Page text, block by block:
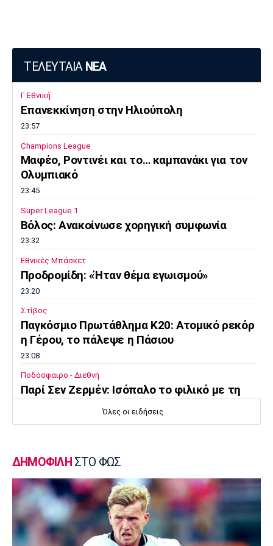
ΤΕΛΕΥΤΑΙΑ ΝΕΑ
Γ Εθνική
Επανεκκίνηση στην Ηλιούπολη
23:57
Champions League
Μαφέο, Ροντινέι και το… καμπανάκι για τον
Ολυμπιακό
23:45
Super League 1
Βόλος: Ανακοίνωσε χορηγική συμφωνία
23:32
Εθνικές Μπάσκετ
Προδρομίδη: «Ήταν θέμα εγωισμού»
23:20
Στίβος
Παγκόσμιο Πρωτάθλημα Κ20: Ατομικό ρεκόρ
η Γέρου, το πάλεψε η Πάσιου
23:08
Ποδόσφαιρο - Διεθνή
Παρί Σεν Ζερμέν: Ισόπαλο το φιλικό με τη
Μάντσεστερ Γιουνάιτεντ
Σκωτία: «Δύο στα δύο» η Σεντ Μίρεν, πρώτη
νίκη για Νταντί
22:40
Επικαιρότητα
Τραγωδία στην Πάρο: Παιδί 4 ετών πνίγηκε
σε πισίνα
Όλες οι ειδήσεις
ΔΗΜΟΦΙΛΗ ΣΤΟ ΦΩΣ